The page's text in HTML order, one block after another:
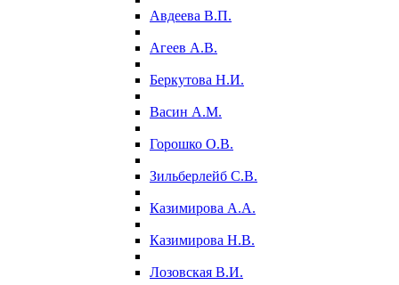
Авдеева В.П.
Агеев А.В.
Беркутова Н.И.
Васин А.М.
Горошко О.В.
Зильберлейб С.В.
Казимирова А.А.
Казимирова Н.В.
Лозовская В.И.